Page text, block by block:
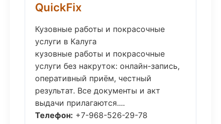
QuickFix
Кузовные работы и покрасочные
услуги в Калуга
кузовные работы и покрасочные
услуги без накруток: онлайн-запись,
оперативный приём, честный
результат. Все документы и акт
выдачи прилагаются....
Телефон: +7-968-526-29-78